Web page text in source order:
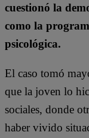
cuestionó la
como la
psicológica.
El caso tomó
que la joven lo
sociales, donde
haber vivido